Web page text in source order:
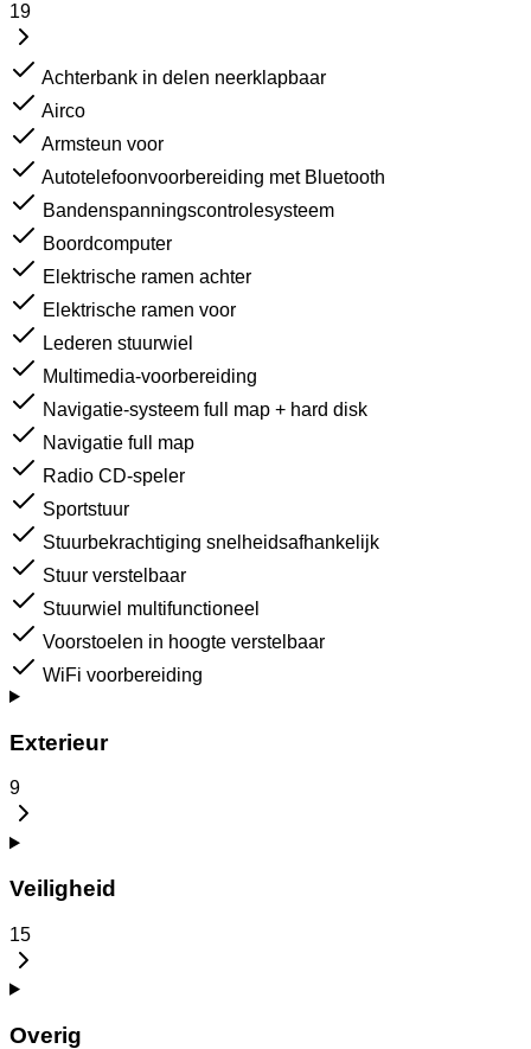
19
Achterbank in delen neerklapbaar
Airco
Armsteun voor
Autotelefoonvoorbereiding met Bluetooth
Bandenspanningscontrolesysteem
Boordcomputer
Elektrische ramen achter
Elektrische ramen voor
Lederen stuurwiel
Multimedia-voorbereiding
Navigatie-systeem full map + hard disk
Navigatie full map
Radio CD-speler
Sportstuur
Stuurbekrachtiging snelheidsafhankelijk
Stuur verstelbaar
Stuurwiel multifunctioneel
Voorstoelen in hoogte verstelbaar
WiFi voorbereiding
Exterieur
9
Veiligheid
15
Overig